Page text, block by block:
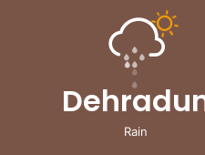
Rain